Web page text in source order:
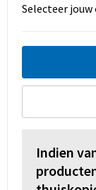
Selecteer jouw
Indien